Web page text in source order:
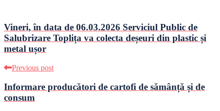
Vineri, în data de 06.03.2026 Serviciul Public de
Salubrizare Toplița va colecta deșeuri din plastic și
metal ușor
Previous post
Informare producători de cartofi de sămânță și de
consum